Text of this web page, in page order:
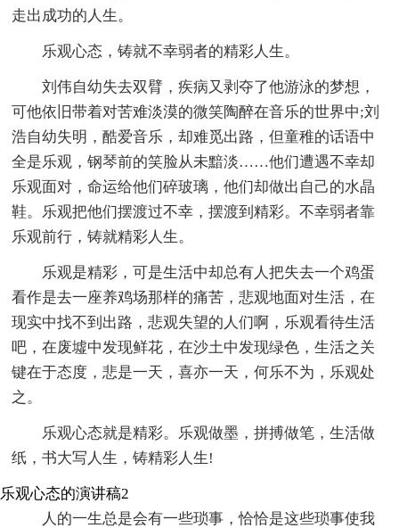
走出成功的人生。
乐观心态，铸就不幸弱者的精彩人生。
刘伟自幼失去双臂，疾病又剥夺了他游泳的梦想，
可他依旧带着对苦难淡漠的微笑陶醉在音乐的世界中;刘
浩自幼失明，酷爱音乐，却难觅出路，但童稚的话语中
全是乐观，钢琴前的笑脸从未黯淡……他们遭遇不幸却
乐观面对，命运给他们碎玻璃，他们却做出自己的水晶
鞋。乐观把他们摆渡过不幸，摆渡到精彩。不幸弱者靠
乐观前行，铸就精彩人生。
乐观是精彩，可是生活中却总有人把失去一个鸡蛋
看作是去一座养鸡场那样的痛苦，悲观地面对生活，在
现实中找不到出路，悲观失望的人们啊，乐观看待生活
吧，在废墟中发现鲜花，在沙土中发现绿色，生活之关
键在于态度，悲是一天，喜亦一天，何乐不为，乐观处
之。
乐观心态就是精彩。乐观做墨，拼搏做笔，生活做
纸，书大写人生，铸精彩人生!
乐观心态的演讲稿2
人的一生总是会有一些琐事，恰恰是这些琐事使我